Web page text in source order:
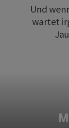
Und
wartet